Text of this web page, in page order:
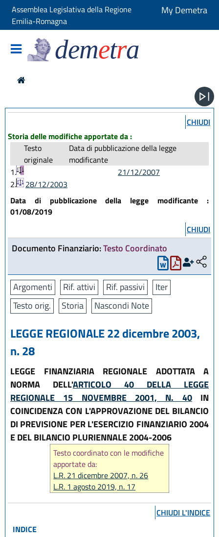
Assemblea Legislativa della Regione
Emilia-Romagna
My Demetra
demetra
CHIUDI
Storia delle modifiche apportate da :
Testo
originale
Data di pubblicazione della legge
modificante
1.
21/12/2007
2.
28/12/2003
Data di pubblicazione della legge modificante :
01/08/2019
CHIUDI
Documento Finanziario:Testo Coordinato
Argomenti Rif. attivi Rif. passivi
Iter
Testo orig.
Storia Nascondi Note
LEGGE REGIONALE 22 dicembre 2003,
n. 28
LEGGE FINANZIARIA REGIONALE ADOTTATA A
NORMA DELL'ARTICOLO 40 DELLA LEGGE
REGIONALE 15 NOVEMBRE 2001, N. 40IN
COINCIDENZA CON L'APPROVAZIONE DEL BILANCIO
DI PREVISIONE PER L'ESERCIZIO FINANZIARIO 2004
E DEL BILANCIO PLURIENNALE 2004-2006
Testo coordinato con le modifiche
apportate da:
L.R. 21 dicembre 2007, n. 26
L.R. 1 agosto 2019, n. 17
CHIUDI L'INDICE
INDICE